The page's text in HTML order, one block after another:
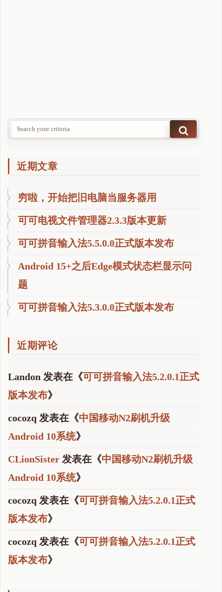
"
近期文章
穷啦，开始把旧电脑当服务器用
可可电视文件管理器2.3.3版本更新
可可拼音输入法5.5.0.0正式版本发布
Android 15+之后Edge模式状态栏显示问
题
可可拼音输入法5.3.0.0正式版本发布
近期评论
Landon 发表在《可可拼音输入法5.2.0.1正式
版本发布》
cocozq 发表在《中国移动N2刷机升级
Android 10系统》
CLionSister 发表在《中国移动N2刷机升级
Android 10系统》
cocozq 发表在《可可拼音输入法5.2.0.1正式
版本发布》
cocozq 发表在《可可拼音输入法5.2.0.1正式
版本发布》